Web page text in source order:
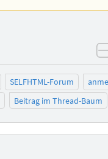
SELFHTML-Forum
Beitrag im Thread-Baum